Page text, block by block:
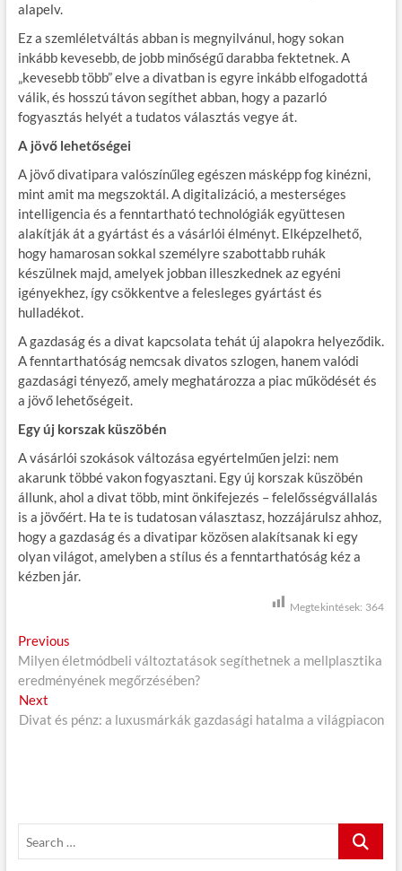
alapelv.
Ez a szemléletváltás abban is megnyilvánul, hogy sokan
inkább kevesebb, de jobb minőségű darabba fektetnek. A
„kevesebb több” elve a divatban is egyre inkább elfogadottá
válik, és hosszú távon segíthet abban, hogy a pazarló
fogyasztás helyét a tudatos választás vegye át.
A jövő lehetőségei
A jövő divatipara valószínűleg egészen másképp fog kinézni,
mint amit ma megszoktál. A digitalizáció, a mesterséges
intelligencia és a fenntartható technológiák együttesen
alakítják át a gyártást és a vásárlói élményt. Elképzelhető,
hogy hamarosan sokkal személyre szabottabb ruhák
készülnek majd, amelyek jobban illeszkednek az egyéni
igényekhez, így csökkentve a felesleges gyártást és
hulladékot.
A gazdaság és a divat kapcsolata tehát új alapokra helyeződik.
A fenntarthatóság nemcsak divatos szlogen, hanem valódi
gazdasági tényező, amely meghatározza a piac működését és
a jövő lehetőségeit.
Egy új korszak küszöbén
A vásárlói szokások változása egyértelműen jelzi: nem
akarunk többé vakon fogyasztani. Egy új korszak küszöbén
állunk, ahol a divat több, mint önkifejezés – felelősségvállalás
is a jövőért. Ha te is tudatosan választasz, hozzájárulsz ahhoz,
hogy a gazdaság és a divatipar közösen alakítsanak ki egy
olyan világot, amelyben a stílus és a fenntarthatóság kéz a
kézben jár.
Megtekintések: 364
B
e
j
e
z
é
Previous
r
e
i
t
Milyen életmódbeli változtatások segíthetnek a mellplasztika
eredményének megőrzésében?
Next
e
t
:
Divat és pénz: a luxusmárkák gazdasági hatalma a világpiacon